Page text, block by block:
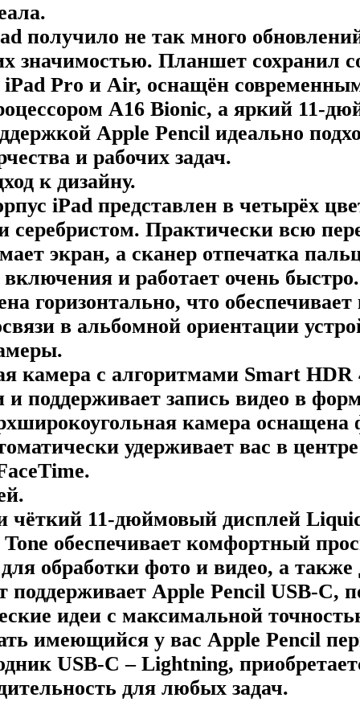
получило не так много
значимостью. Планшет сохранил
iPad Pro и Air, оснащён
A16 Bionic, а яркий 11-
Apple Pencil идеально
и рабочих задач.
к дизайну.
iPad представлен в четырёх
серебристом. Практически всю
экран, а сканер отпечатка
и работает очень
горизонтально, что
в альбомной ориентации
камера с алгоритмами Smart HDR
поддерживает запись видео в
камера
удерживает вас в
чёткий 11-дюймовый дисплей
Tone обеспечивает комфортный
обработки фото и видео, а
Apple Pencil USB-C,
идеи с максимальной
имеющийся у вас Apple Pencil
USB-C – Lightning,
для любых задач.